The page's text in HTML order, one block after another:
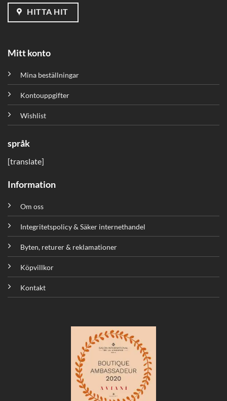
HITTA HIT
Mitt konto
Mina beställningar
Kontouppgifter
Wishlist
språk
[translate]
Information
Om oss
Integritetspolicy & Säker internethandel
Byten, returer & reklamationer
Köpvillkor
Kontakt